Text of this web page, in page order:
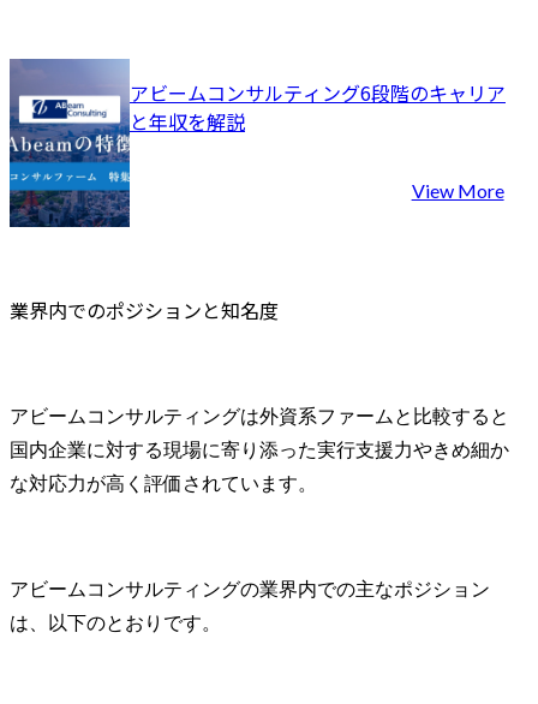
アビームコンサルティング6段階のキャリア
と年収を解説
View More
業界内でのポジションと知名度
アビームコンサルティングは外資系ファームと比較すると
国内企業に対する現場に寄り添った実行支援力やきめ細か
な対応力が高く評価されています。
アビームコンサルティングの業界内での主なポジション
は、以下のとおりです。